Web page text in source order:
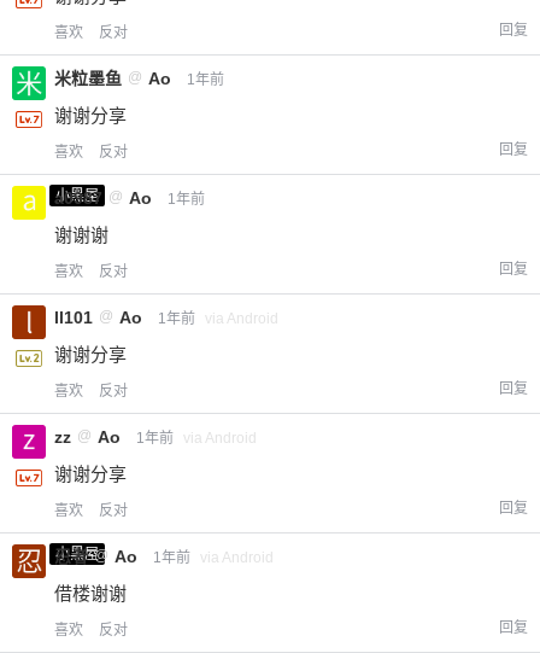
喜欢 反对 回复
米粒墨鱼 @ Ao 1年前
谢谢分享
喜欢 反对 回复
小黑屋
a0987 @ Ao 1年前
谢谢谢
喜欢 反对 回复
ll101 @ Ao 1年前 via Android
谢谢分享
喜欢 反对 回复
zz @ Ao 1年前 via Android
谢谢分享
喜欢 反对 回复
小黑屋
忍者 @ Ao 1年前 via Android
借楼谢谢
喜欢 反对 回复